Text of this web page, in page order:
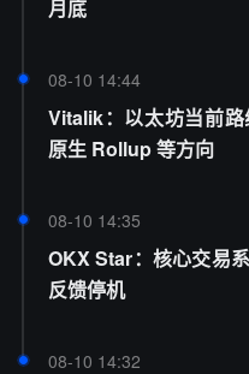
月底
08-10 14:44
Vitalik：以太坊当前
原生 Rollup 等方向
08-10 14:35
OKX Star：核心交易
反馈停机
08-10 14:32